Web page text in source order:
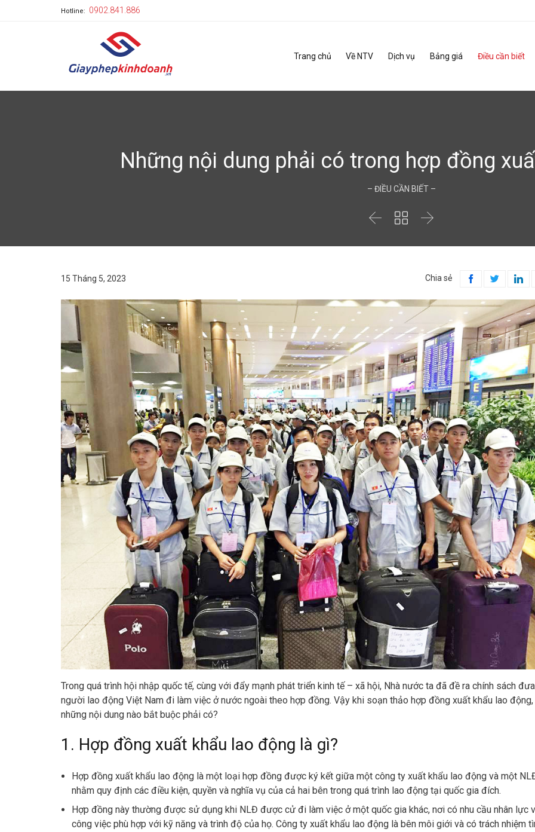
Hotline: 0902.841.886
Trang chủ Về NTV Dịch vụ Bảng giá Điều cần biết
Những nội dung phải có trong hợp đồng
– ĐIỀU CẦN BIẾT –
  
15 Tháng 5, 2023 Chia sẻ   
Trong quá trình hội nhập quốc tế, cùng với đẩy mạnh phát triển kinh tế – xã hội, Nhà nước ta đã đề ra chính sách đưa
người lao động Việt Nam đi làm việc ở nước ngoài theo hợp đồng. Vậy khi soạn thảo hợp đồng xuất khẩu lao động,
những nội dung nào bắt buộc phải có?
1. Hợp đồng xuất khẩu lao động là gì?
Hợp đồng xuất khẩu lao động là một loại hợp đồng được ký kết giữa một công ty xuất khẩu lao động và một
nhằm quy định các điều kiện, quyền và nghĩa vụ của cả hai bên trong quá trình lao động tại quốc gia đích.
Hợp đồng này thường được sử dụng khi NLĐ được cử đi làm việc ở một quốc gia khác, nơi có nhu cầu nhân lực
công việc phù hợp với kỹ năng và trình độ của họ. Công ty xuất khẩu lao động là bên môi giới và có trách nhiệm